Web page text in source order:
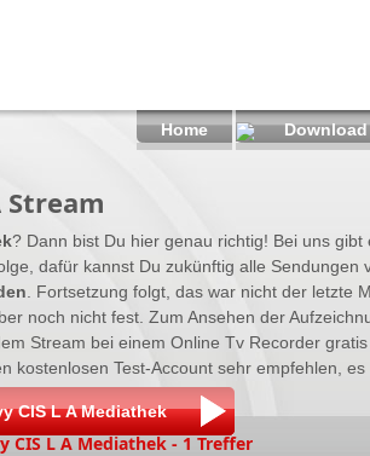
Stream
? Dann bist Du hier genau richtig! Bei uns
dafür kannst Du zukünftig alle Sendungen
. Fortsetzung folgt, das war nicht der letzte
noch nicht fest. Zum Ansehen der
Stream bei einem Online Tv Recorder
kostenlosen Test-Account sehr empfehlen, es
CIS L A Mediathek
CIS L A Mediathek - 1 Treffer
Home Download